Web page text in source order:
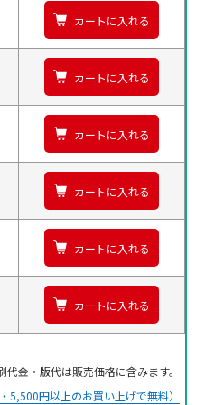
カートに入れる
カートに入れる
カートに入れる
カートに入れる
カートに入れる
カートに入れる
代金・版代は販売価格に含みます。
円以上のお買い上げで無料）